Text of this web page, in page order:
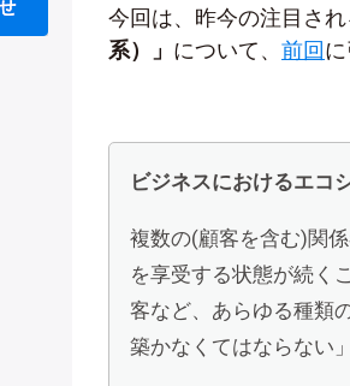
今回は、昨今の注目され
系）」 について、 前回
ビジネスにおけるエコ
複数の(顧客を含む)関
を享受する状態が続く
客など、あらゆる種類
築かなくてはならない